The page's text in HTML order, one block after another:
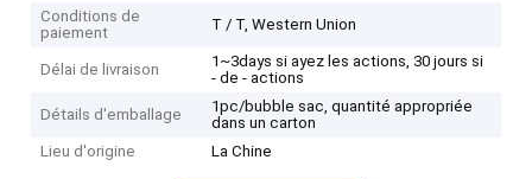
Conditions de
paiement
T / T, Western Union
Délai de livraison
1~3days si ayez les actions, 30 jours si
- de - actions
Détails d'emballage
1pc/bubble sac, quantité appropriée
dans un carton
Lieu d'origine
La Chine